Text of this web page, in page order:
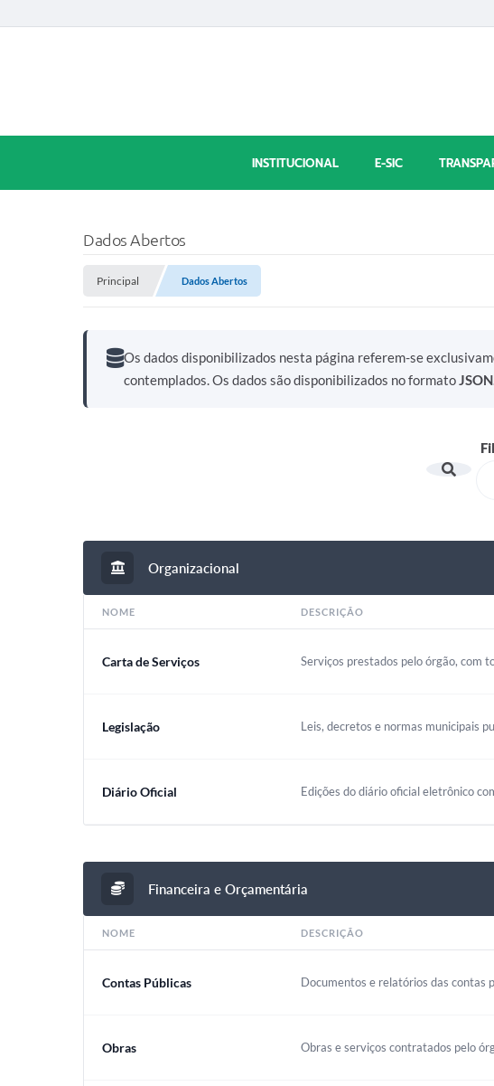
INSTITUCIONAL E-SIC
Dados Abertos
Principal Dados Abertos
Os dados disponibilizados nesta página referem-se
contemplados. Os dados são disponibilizados no formatoJSON
Organizacional
NOME DESCRIÇÃO
Carta de Serviços Serviços prestados pelo órgão, com
Legislação Leis, decretos e normas municipais
Diário Oficial Edições do diário oficial eletrônico
Financeira e Orçamentária
NOME DESCRIÇÃO
Contas Públicas Documentos e relatórios das contas
Obras Obras e serviços contratados pelo